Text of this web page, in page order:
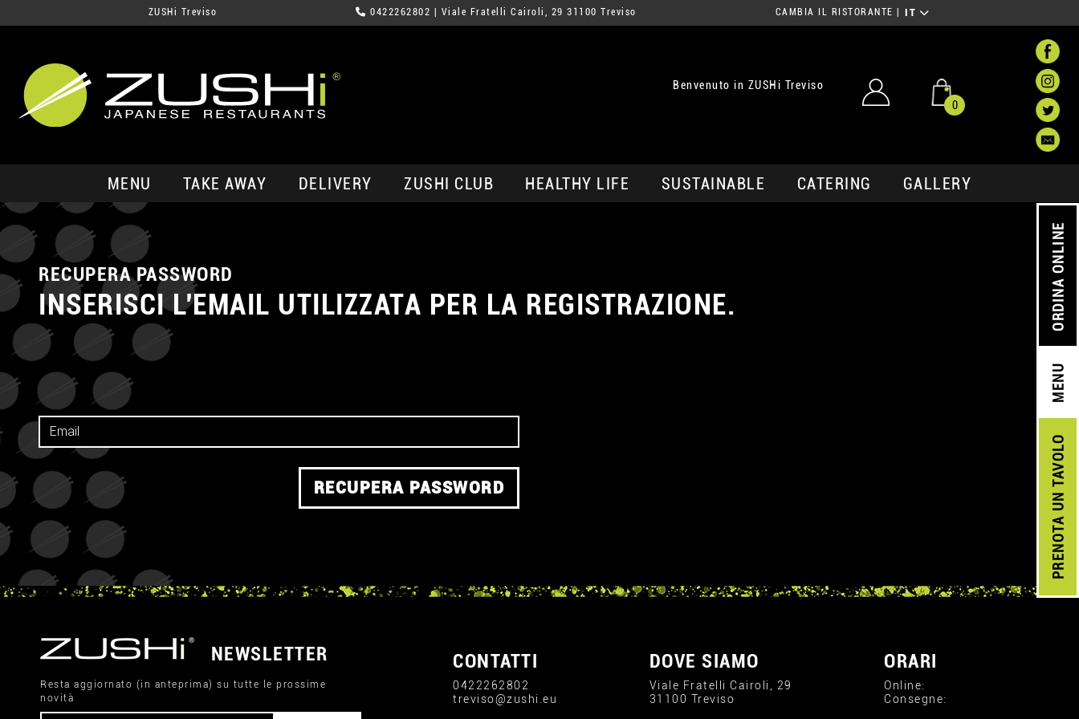
ZUSHi Treviso 0422262802 | Viale Fratelli Cairoli, 29 31100 Treviso CAMBIA IL RISTORANTE IT
Benvenuto in ZUSHi Treviso
0
MENU TAKE AWAY DELIVERY ZUSHI CLUB HEALTHY LIFE SUSTAINABLE CATERING GALLERY
PRENOTA
UN TAVOLO
MENU
ORDINA ONLINE
RECUPERA PASSWORD
INSERISCI L'EMAIL UTILIZZATA PER LA REGISTRAZIONE.
RECUPERA PASSWORD
NEWSLETTER
Resta aggiornato (in anteprima) su tutte le prossime
novità
CONTATTI
0422262802
treviso@zushi.eu
DOVE SIAMO
Viale Fratelli Cairoli, 29
31100 Treviso
ORARI
Online:
Consegne: